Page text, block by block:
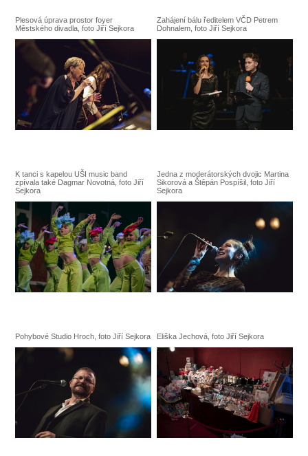
Plesová úprava prostor foyer
Městského divadla, foto Jiří Sejkora
Zahájení bálu ředitelem VČD Petrem
Dohnalem, foto Jiří Sejkora
K tanci s kapelou UŠI music band
zpívala také Dagmar Novotná, foto Jiří
Sejkora
Jedna z moderátorských dvojic Martina
Sikorová a Štěpán Pospíšil, foto Jiří
Sejkora
Pohybové Studio Hroch, foto Jiří Sejkora Eliška Jechová, foto Jiří Sejkora